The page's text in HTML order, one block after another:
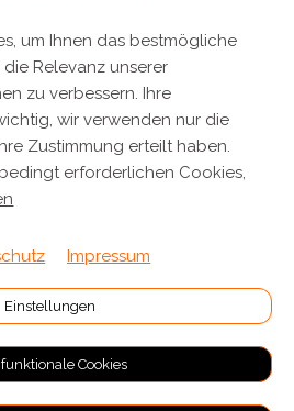
um Ihnen das bestmögliche
Relevanz unserer
zu verbessern. Ihre
wir verwenden nur die
Zustimmung erteilt haben.
erforderlichen Cookies,
Impressum
Einstellungen
Cookies